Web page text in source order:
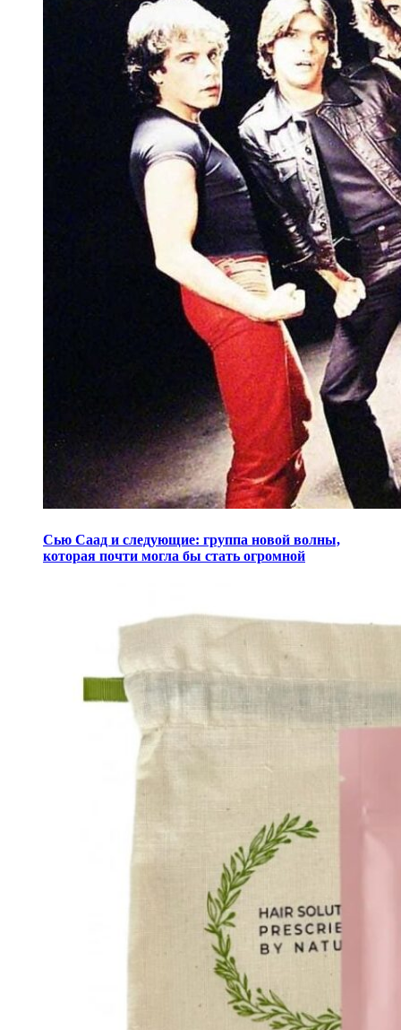
Сью Саад и следующие: группа новой волны,
которая почти могла бы стать огромной